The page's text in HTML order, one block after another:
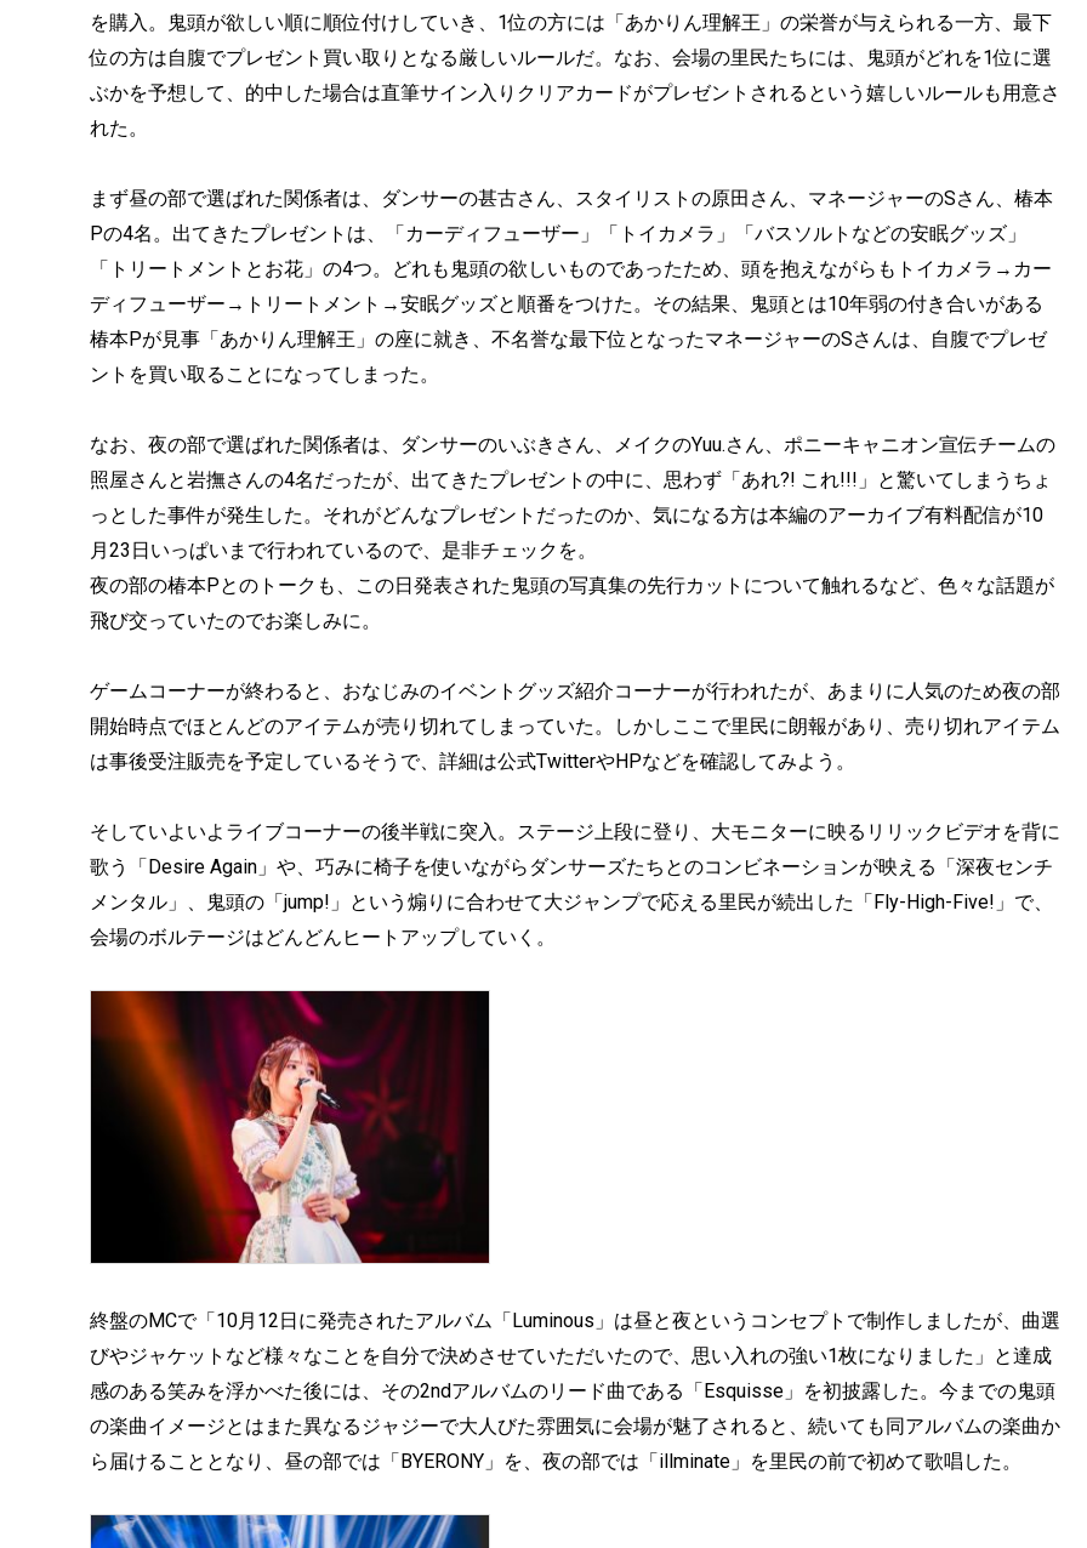
を購入。鬼頭が欲しい順に順位付けしていき、1位の方には「あかりん理解王」の栄誉が与えられる一方、最下
位の方は自腹でプレゼント買い取りとなる厳しいルールだ。なお、会場の里民たちには、鬼頭がどれを1位に選
ぶかを予想して、的中した場合は直筆サイン入りクリアカードがプレゼントされるという嬉しいルールも用意さ
れた。
まず昼の部で選ばれた関係者は、ダンサーの甚古さん、スタイリストの原田さん、マネージャーのSさん、椿本
Pの4名。出てきたプレゼントは、「カーディフューザー」「トイカメラ」「バスソルトなどの安眠グッズ」
「トリートメントとお花」の4つ。どれも鬼頭の欲しいものであったため、頭を抱えながらもトイカメラ→カー
ディフューザー→トリートメント→安眠グッズと順番をつけた。その結果、鬼頭とは10年弱の付き合いがある
椿本Pが見事「あかりん理解王」の座に就き、不名誉な最下位となったマネージャーのSさんは、自腹でプレゼ
ントを買い取ることになってしまった。
なお、夜の部で選ばれた関係者は、ダンサーのいぶきさん、メイクのYuu.さん、ポニーキャニオン宣伝チームの
照屋さんと岩撫さんの4名だったが、出てきたプレゼントの中に、思わず「あれ?! これ!!!」と驚いてしまうちょ
っとした事件が発生した。それがどんなプレゼントだったのか、気になる方は本編のアーカイブ有料配信が10
月23日いっぱいまで行われているので、是非チェックを。
夜の部の椿本Pとのトークも、この日発表された鬼頭の写真集の先行カットについて触れるなど、色々な話題が
飛び交っていたのでお楽しみに。
ゲームコーナーが終わると、おなじみのイベントグッズ紹介コーナーが行われたが、あまりに人気のため夜の部
開始時点でほとんどのアイテムが売り切れてしまっていた。しかしここで里民に朗報があり、売り切れアイテム
は事後受注販売を予定しているそうで、詳細は公式TwitterやHPなどを確認してみよう。
そしていよいよライブコーナーの後半戦に突入。ステージ上段に登り、大モニターに映るリリックビデオを背に
歌う「Desire Again」や、巧みに椅子を使いながらダンサーズたちとのコンビネーションが映える「深夜センチ
メンタル」、鬼頭の「jump!」という煽りに合わせて大ジャンプで応える里民が続出した「Fly-High-Five!」で、
会場のボルテージはどんどんヒートアップしていく。
終盤のMCで「10月12日に発売されたアルバム「Luminous」は昼と夜というコンセプトで制作しましたが、曲選
びやジャケットなど様々なことを自分で決めさせていただいたので、思い入れの強い1枚になりました」と達成
感のある笑みを浮かべた後には、その2ndアルバムのリード曲である「Esquisse」を初披露した。今までの鬼頭
の楽曲イメージとはまた異なるジャジーで大人びた雰囲気に会場が魅了されると、続いても同アルバムの楽曲か
ら届けることとなり、昼の部では「BYERONY」を、夜の部では「illminate」を里民の前で初めて歌唱した。